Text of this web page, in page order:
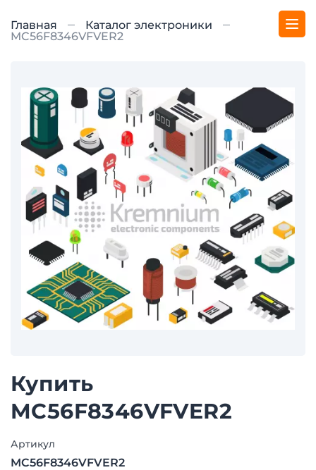
Главная
Каталог электроники
MC56F8346VFVER2
Купить
MC56F8346VFVER2
Артикул
MC56F8346VFVER2